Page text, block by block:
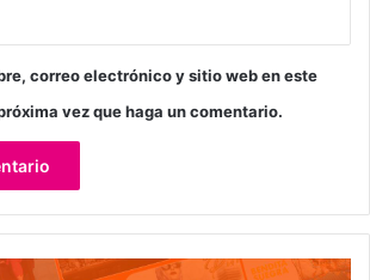
correo electrónico y sitio web en este
vez que haga un comentario.